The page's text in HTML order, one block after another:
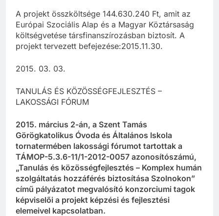
A projekt összköltsége 144.630.240 Ft, amit az
Európai Szociális Alap és a Magyar Köztársaság
költségvetése társfinanszírozásban biztosít. A
projekt tervezett befejezése:2015.11.30.
2015. 03. 03.
TANULÁS ÉS KÖZÖSSÉGFEJLESZTÉS –
LAKOSSÁGI FÓRUM
2015. március 2-án, a Szent Tamás
Görögkatolikus Óvoda és Általános Iskola
tornatermében lakossági fórumot tartottak a
TÁMOP-5.3.6-11/1-2012-0057 azonosítószámú,
„Tanulás és közösségfejlesztés – Komplex humán
szolgáltatás hozzáférés biztosítása Szolnokon”
című pályázatot megvalósító konzorciumi tagok
képviselői a projekt képzési és fejlesztési
elemeivel kapcsolatban.